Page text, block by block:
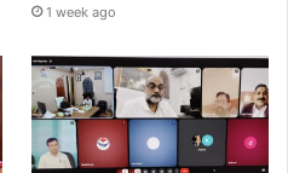
1 week ago